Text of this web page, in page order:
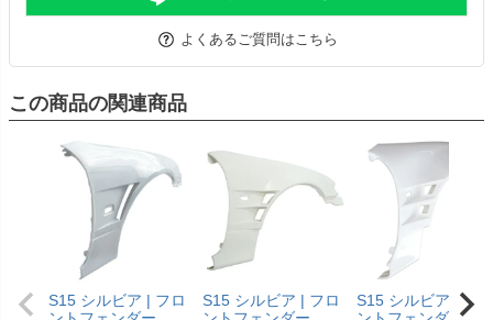
よくあるご質問はこちら
この商品の関連商品
S15 シルビア | フロ
S15 シルビア | フロ
S15 シルビア | フロ